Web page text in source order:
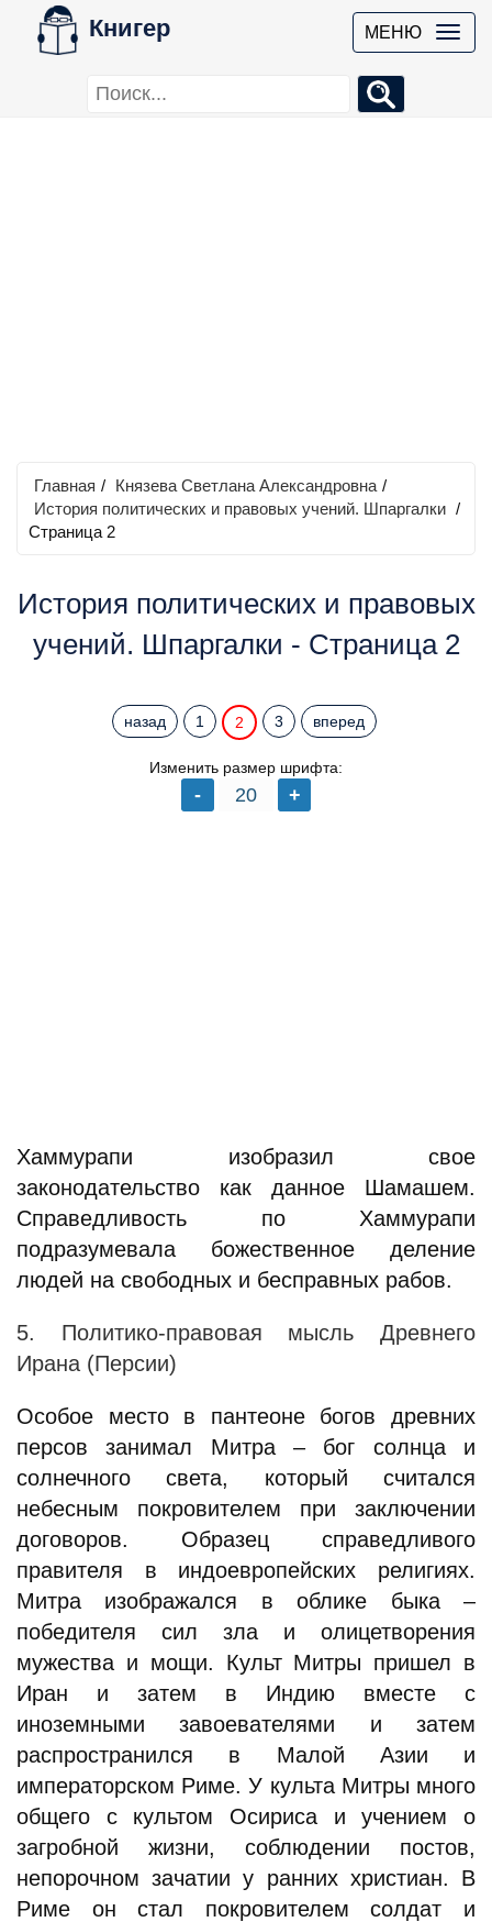
Книгер МЕНЮ
Главная / Князева Светлана Александровна /
История политических и правовых учений. Шпаргалки /
Страница 2
История политических и правовых
учений. Шпаргалки - Страница 2
назад 1 2 3 вперед
Изменить размер шрифта:
Хаммурапи изобразил свое
законодательство как данное Шамашем.
Справедливость по Хаммурапи
подразумевала божественное деление
людей на свободных и бесправных рабов.
5. Политико-правовая мысль Древнего
Ирана (Персии)
Особое место в пантеоне богов древних
персов занимал Митра – бог солнца и
солнечного света, который считался
небесным покровителем при заключении
договоров. Образец справедливого
правителя в индоевропейских религиях.
Митра изображался в облике быка –
победителя сил зла и олицетворения
мужества и мощи. Культ Митры пришел в
Иран и затем в Индию вместе с
иноземными завоевателями и затем
распространился в Малой Азии и
императорском Риме. У культа Митры много
общего с культом Осириса и учением о
загробной жизни, соблюдении постов,
непорочном зачатии у ранних христиан. В
Риме он стал покровителем солдат и